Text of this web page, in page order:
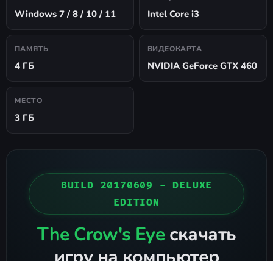
Windows 7 / 8 / 10 / 11 Intel Core i3
ПАМЯТЬ
4 ГБ
ВИДЕОКАРТА
NVIDIA GeForce GTX 460
МЕСТО
3 ГБ
BUILD 20170609 - DELUXE
EDITION
The Crow's Eyeскачать